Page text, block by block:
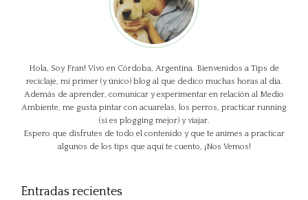
Hola, Soy Fran! Vivo en Córdoba, Argentina. Bienvenidos a Tips de
reciclaje, mi primer (y único) blog al que dedico muchas horas al día.
Además de aprender, comunicar y experimentar en relación al Medio
Ambiente, me gusta pintar con acuarelas, los perros, practicar running
(si es plogging mejor) y viajar.
Espero que disfrutes de todo el contenido y que te animes a practicar
algunos de los tips que aquí te cuento, ¡Nos Vemos!
Entradas recientes